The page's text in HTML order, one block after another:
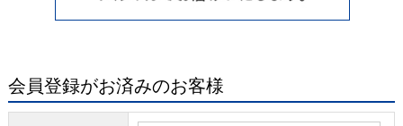
会員登録がお済みのお客様